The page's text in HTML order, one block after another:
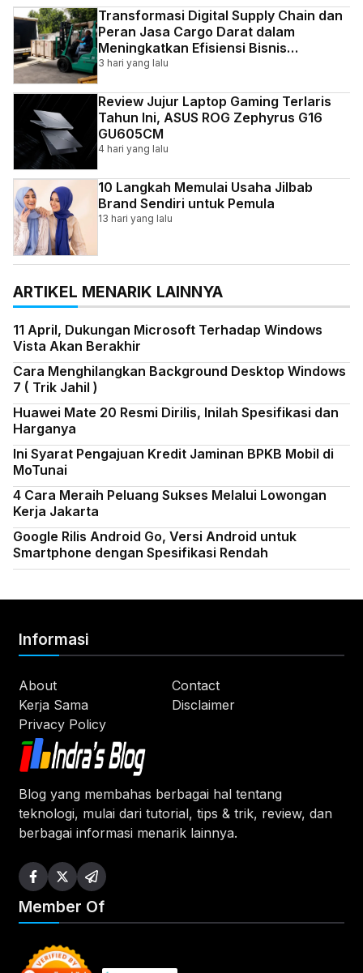
Transformasi Digital Supply Chain dan
Peran Jasa Cargo Darat dalam
Meningkatkan Efisiensi Bisnis
Indonesia
3 hari yang lalu
Review Jujur Laptop Gaming Terlaris
Tahun Ini, ASUS ROG Zephyrus G16
GU605CM
4 hari yang lalu
10 Langkah Memulai Usaha Jilbab
Brand Sendiri untuk Pemula
13 hari yang lalu
ARTIKEL MENARIK LAINNYA
11 April, Dukungan Microsoft Terhadap Windows
Vista Akan Berakhir
Cara Menghilangkan Background Desktop Windows
7 ( Trik Jahil )
Huawei Mate 20 Resmi Dirilis, Inilah Spesifikasi dan
Harganya
Ini Syarat Pengajuan Kredit Jaminan BPKB Mobil di
MoTunai
4 Cara Meraih Peluang Sukses Melalui Lowongan
Kerja Jakarta
Google Rilis Android Go, Versi Android untuk
Smartphone dengan Spesifikasi Rendah
Blog yang membahas berbagai hal tentang
teknologi, mulai dari tutorial, tips & trik, review, dan
berbagai informasi menarik lainnya.
Informasi
About
Contact
Kerja Sama
Disclaimer
Privacy Policy
Member Of